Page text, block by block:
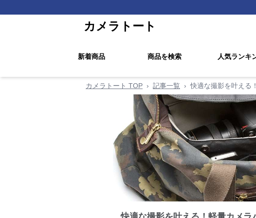
カメラトート
新着商品 商品を検索 人気ランキ
カメラトート TOP › 記事一覧 › 快適な撮影を叶える